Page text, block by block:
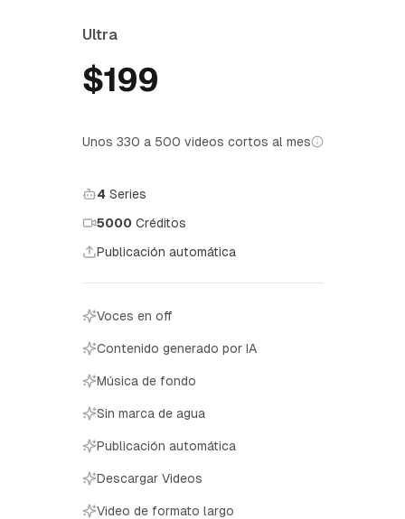
Ultra
$199
Unos 330 a 500 videos cortos al mes
4 Series
5000 Créditos
Publicación automática
Voces en off
Contenido generado por IA
Música de fondo
Sin marca de agua
Publicación automática
Descargar Videos
Video de formato largo